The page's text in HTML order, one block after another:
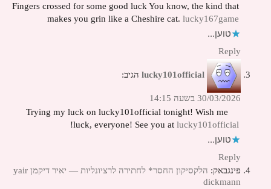
Fingers crossed for some good luck You know, the kind that
makes you grin like a Cheshire cat. lucky167game
טוען...
Reply
lucky101official הגיב:
30/03/2026 בשעה 14:15
Trying my luck on lucky101official tonight! Wish me
luck, everyone! See you at lucky101official
!
טוען...
Reply
פינגבאק:
הלקסיקון החסר* לחתירה לרציונליות — יאיר דיקמן yair
dickmann